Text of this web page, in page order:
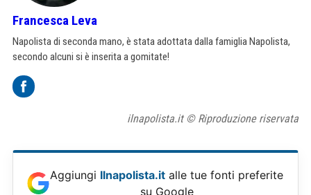
Francesca Leva
Napolista di seconda mano, è stata adottata dalla famiglia Napolista,
secondo alcuni si è inserita a gomitate!
ilnapolista.it © Riproduzione riservata
Aggiungi Ilnapolista.it alle tue fonti preferite
su Google